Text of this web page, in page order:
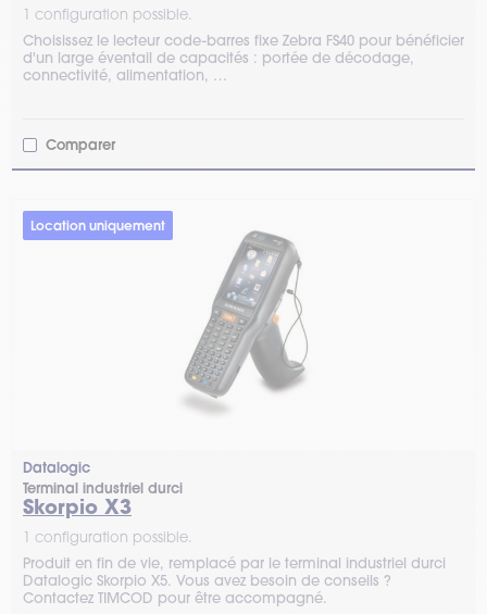
1 configuration possible.
Choisissez le lecteur code-barres fixe Zebra FS40 pour bénéficier
d'un large éventail de capacités : portée de décodage,
connectivité, alimentation, …
Comparer
Location uniquement
Datalogic
Terminal industriel durci
Skorpio X3
1 configuration possible.
Produit en fin de vie, remplacé par le terminal industriel durci
Datalogic Skorpio X5. Vous avez besoin de conseils ?
Contactez TIMCOD pour être accompagné.